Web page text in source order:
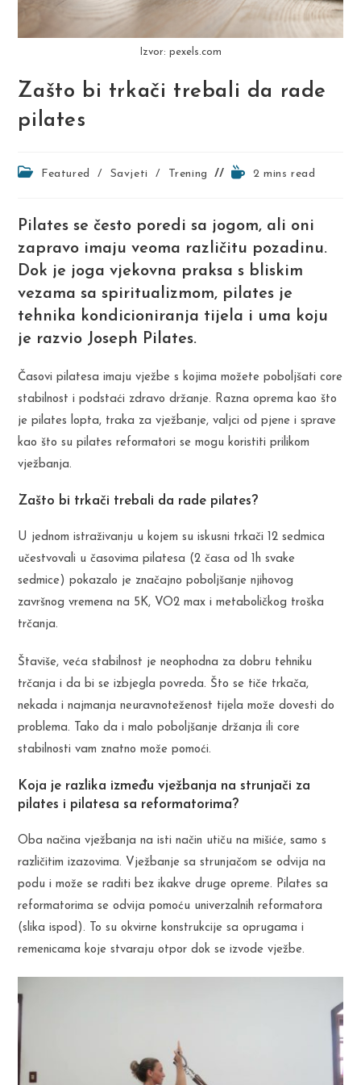
Izvor: pexels.com
Zašto bi trkači trebali da rade
pilates
PostFeatured / Savjeti / Trening
Reading2 mins read
Pilates se često poredi sa jogom, ali oni
zapravo imaju veoma različitu pozadinu.
Dok je joga vjekovna praksa s bliskim
vezama sa spiritualizmom, pilates je
tehnika kondicioniranja tijela i uma koju
je razvio Joseph Pilates.
Časovi pilatesa imaju vježbe s kojima možete poboljšati core
stabilnost i podstaći zdravo držanje. Razna oprema kao što
je pilates lopta, traka za vježbanje, valjci od pjene i sprave
kao što su pilates reformatori se mogu koristiti prilikom
vježbanja.
Zašto bi trkači trebali da rade pilates?
U jednom istraživanju u kojem su iskusni trkači 12 sedmica
učestvovali u časovima pilatesa (2 časa od 1h svake
sedmice) pokazalo je značajno poboljšanje njihovog
završnog vremena na 5K, VO2 max i metaboličkog troška
trčanja.
Štaviše, veća stabilnost je neophodna za dobru tehniku
trčanja i da bi se izbjegla povreda. Što se tiče trkača,
nekada i najmanja neuravnoteženost tijela može dovesti do
problema. Tako da i malo poboljšanje držanja ili core
stabilnosti vam znatno može pomoći.
Koja je razlika između vježbanja na strunjači za
pilates i pilatesa sa reformatorima?
Oba načina vježbanja na isti način utiču na mišiće, samo s
različitim izazovima. Vježbanje sa strunjačom se odvija na
podu i može se raditi bez ikakve druge opreme. Pilates sa
reformatorima se odvija pomoću univerzalnih reformatora
(slika ispod). To su okvirne konstrukcije sa oprugama i
remenicama koje stvaraju otpor dok se izvode vježbe.